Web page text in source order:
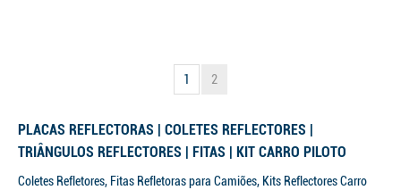
1 2
PLACAS REFLECTORAS | COLETES REFLECTORES |
TRIÂNGULOS REFLECTORES | FITAS | KIT CARRO PILOTO
Coletes Refletores, Fitas Refletoras para Camiões, Kits Reflectores Carro